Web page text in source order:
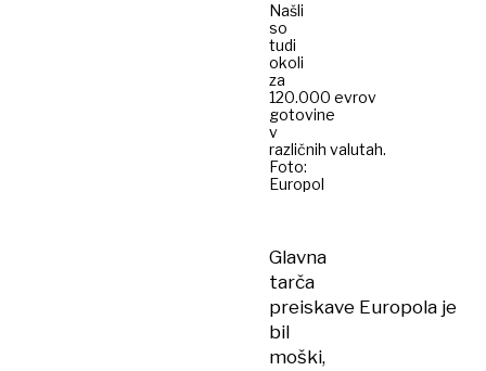
Našli
so
tudi
okoli
za
120.000 evrov
gotovine
v
različnih valutah.
Foto:
Europol
Glavna
tarča
preiskave Europola je
bil
moški,